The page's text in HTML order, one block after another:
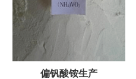
偏钒酸铵生产